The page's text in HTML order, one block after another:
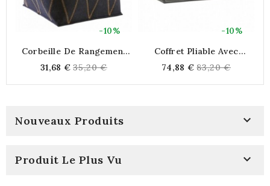
-10%
Corbeille De Rangement
31,68 € Regular
price
35,20 €
-10%
Coffret Pliable Avec
Polyuréthane Lézard Gris
74,88 € Regular
price
83,20 €
Nouveaux Produits 
Produit Le Plus Vu 